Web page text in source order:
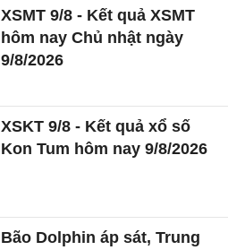
XSMT 9/8 - Kết quả XSMT
hôm nay Chủ nhật ngày
9/8/2026
XSKT 9/8 - Kết quả xổ số
Kon Tum hôm nay 9/8/2026
Bão Dolphin áp sát, Trung